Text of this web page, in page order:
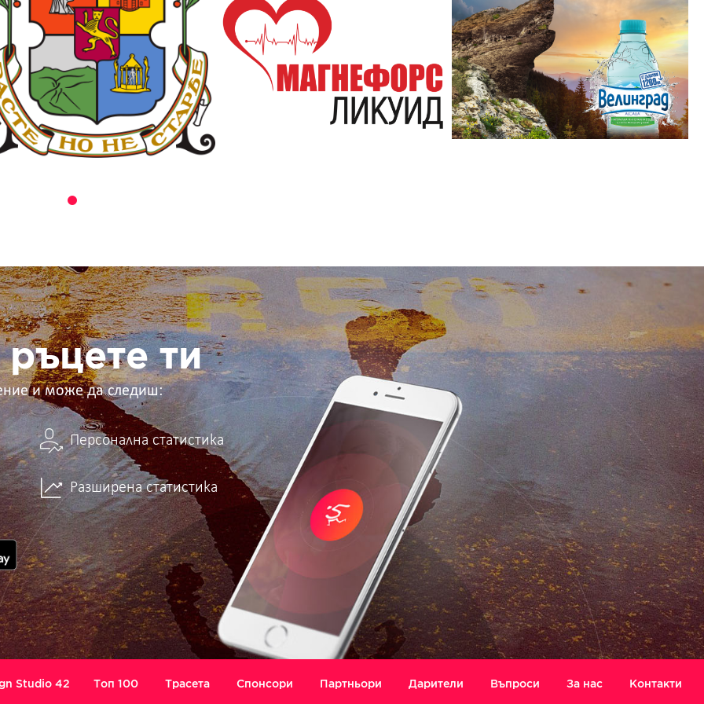
ръцете ти
и може да следиш:
Персонална статистика
Разширена статистика
Studio 42 Топ 100 Трасета Спонсори Партньори Дарители Въпроси За нас Контакти